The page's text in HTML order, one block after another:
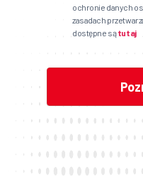
ochronie danych
zasadach
dostępne sątutaj